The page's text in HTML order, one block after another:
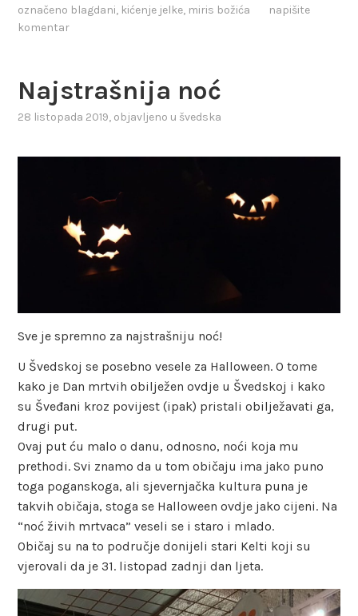
označeno blagdani, kićenje jelke, miris božića
napišite
komentar
Najstrašnija noć
28 listopada 2019, objavljeno u švedska
Sve je spremno za najstrašniju noć!
U Švedskoj se posebno vesele za Halloween. O tome
kako je Dan mrtvih obilježen ovdje u Švedskoj i kako
su Šveđani kroz povijest (ipak) pristali obilježavati ga,
drugi put.
Ovaj put ću malo o danu, odnosno, noći koja mu
prethodi. Svi znamo da u tom običaju ima jako puno
toga poganskoga, ali sjevernjačka kultura puna je
takvih običaja, stoga se Halloween ovdje jako cijeni. Na
“noć živih mrtvaca” veseli se i staro i mlado.
Običaj su na to područje donijeli stari Kelti koji su
vjerovali da je 31. listopad zadnji dan ljeta.